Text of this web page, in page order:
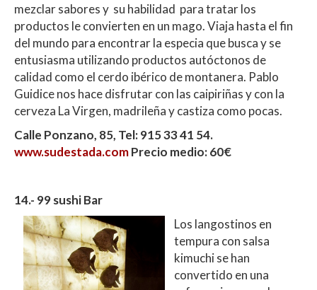
mezclar sabores y su habilidad para tratar los
productos le convierten en un mago. Viaja hasta el fin
del mundo para encontrar la especia que busca y se
entusiasma utilizando productos autóctonos de
calidad como el cerdo ibérico de montanera. Pablo
Guidice nos hace disfrutar con las caipiriñas y con la
cerveza La Virgen, madrileña y castiza como pocas.
Calle Ponzano, 85, Tel: 915 33 41 54.
www.sudestada.comPrecio medio: 60€
14.- 99 sushi Bar
Los langostinos en
tempura con salsa
kimuchi se han
convertido en una